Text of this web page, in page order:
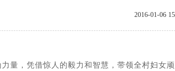
2016-01-06
量，凭借惊人的毅力和智慧，带领全村妇女